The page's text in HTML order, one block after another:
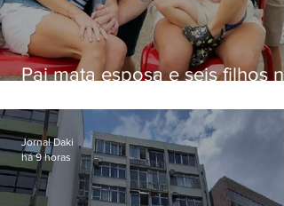
Pai mata esposa e seis filhos
Jornal Daki
há 9 horas